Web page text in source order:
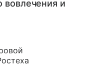
вовлечения и